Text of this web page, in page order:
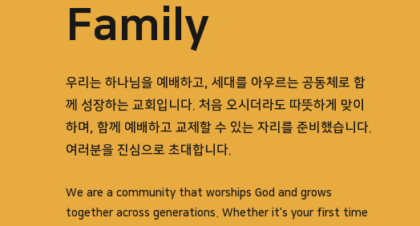
Family
​우리는 하나님을 예배하고, 세대를 아우르는 공동체로 함
께 성장하는 교회입니다. 처음 오시더라도 따뜻하게 맞이
하며, 함께 예배하고 교제할 수 있는 자리를 준비했습니다.
여러분을 진심으로 초대합니다.
We are a community that worships God and grows
together across generations. Whether it’s your first time